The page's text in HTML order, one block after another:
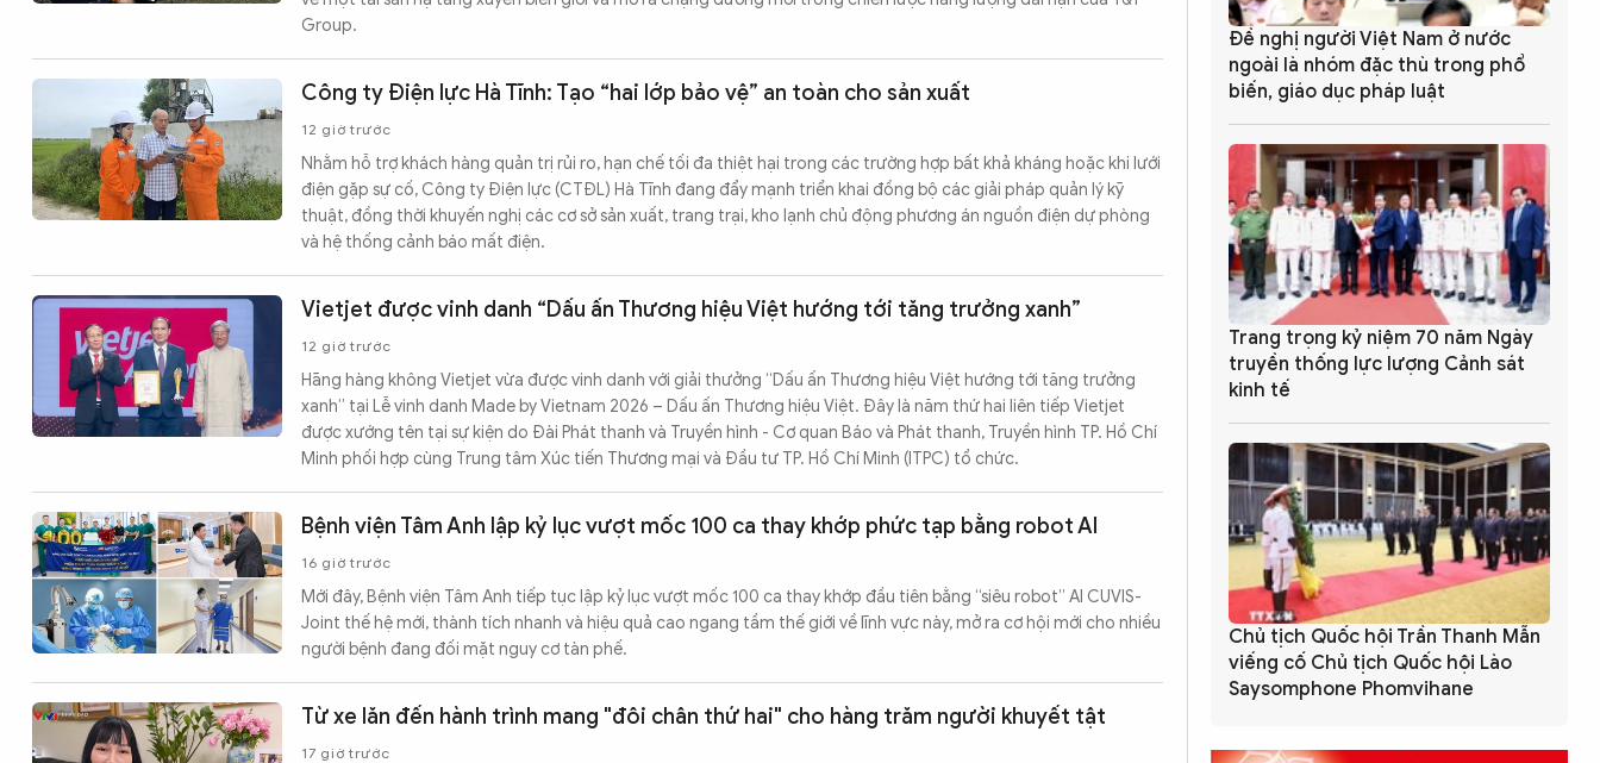
Tìm kiếm
Group.
Công ty Điện lực Hà Tĩnh: Tạo “hai lớp bảo vệ” an toàn cho sản xuất
12 giờ trước
Nhằm hỗ trợ khách hàng quản trị rủi ro, hạn chế tối đa thiệt hại trong các trường hợp bất khả kháng hoặc khi lưới
điện gặp sự cố, Công ty Điện lực (CTĐL) Hà Tĩnh đang đẩy mạnh triển khai đồng bộ các giải pháp quản lý kỹ
thuật, đồng thời khuyến nghị các cơ sở sản xuất, trang trại, kho lạnh chủ động phương án nguồn điện dự phòng
và hệ thống cảnh báo mất điện.
Vietjet được vinh danh “Dấu ấn Thương hiệu Việt hướng tới tăng trưởng xanh”
12 giờ trước
Hãng hàng không Vietjet vừa được vinh danh với giải thưởng “Dấu ấn Thương hiệu Việt hướng tới tăng trưởng
xanh” tại Lễ vinh danh Made by Vietnam 2026 – Dấu ấn Thương hiệu Việt. Đây là năm thứ hai liên tiếp Vietjet
được xướng tên tại sự kiện do Đài Phát thanh và Truyền hình - Cơ quan Báo và Phát thanh, Truyền hình TP. Hồ Chí
Minh phối hợp cùng Trung tâm Xúc tiến Thương mại và Đầu tư TP. Hồ Chí Minh (ITPC) tổ chức.
Bệnh viện Tâm Anh lập kỷ lục vượt mốc 100 ca thay khớp phức tạp bằng robot AI
16 giờ trước
Mới đây, Bệnh viện Tâm Anh tiếp tục lập kỷ lục vượt mốc 100 ca thay khớp đầu tiên bằng “siêu robot” AI CUVIS-
Joint thế hệ mới, thành tích nhanh và hiệu quả cao ngang tầm thế giới về lĩnh vực này, mở ra cơ hội mới cho nhiều
người bệnh đang đối mặt nguy cơ tàn phế.
Từ xe lăn đến hành trình mang "đôi chân thứ hai" cho hàng trăm người khuyết tật
17 giờ trước
Đề nghị người Việt Nam ở nước
ngoài là nhóm đặc thù trong phổ
biến, giáo dục pháp luật
Trang trọng kỷ niệm 70 năm Ngày
truyền thống lực lượng Cảnh sát
kinh tế
Chủ tịch Quốc hội Trần Thanh Mẫn
viếng cố Chủ tịch Quốc hội Lào
Saysomphone Phomvihane